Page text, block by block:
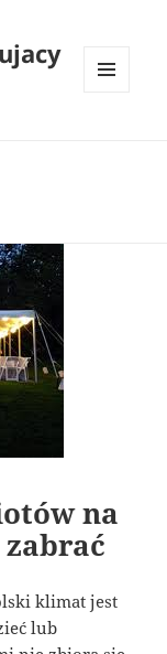
na
klimat jest
lub